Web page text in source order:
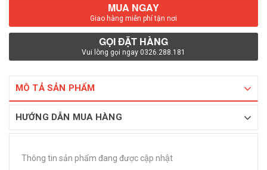
MUA NGAY
Giao hàng miễn phí tận nơi
GỌI ĐẶT HÀNG
Vui lòng gọi ngay 0326.288.181
MÔ TẢ SẢN PHẨM
HƯỚNG DẪN MUA HÀNG
Thông tin sản phẩm đang được cập nhật